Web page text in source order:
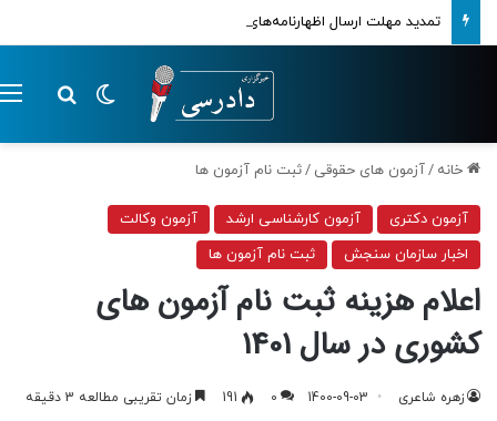
تمدید مهلت ارسال اظهارنامه‌های مالیاتی تا پایان تابستان 1405
تغییر پوسته
خانه /آزمون های حقوقی /ثبت نام آزمون ها
آزمون دکتری آزمون کارشناسی ارشد
آزمون وکالت
اخبار سازمان سنجش
ثبت نام آزمون ها
اعلام هزینه ثبت نام آزمون های
کشوری در سال 1401
زهره شاعری 1400-09-03
0
191 زمان تقریبی مطالعه 3 دقیقه